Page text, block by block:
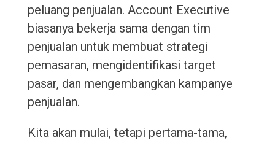
peluang penjualan. Account Executive
biasanya bekerja sama dengan tim
penjualan untuk membuat strategi
pemasaran, mengidentifikasi target
pasar, dan mengembangkan kampanye
penjualan.
Kita akan mulai, tetapi pertama-tama,